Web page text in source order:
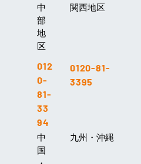
中
部
地
区
012
0-
81-
33
94
関西地区
0120-81-
3395
中
国
九州・沖縄